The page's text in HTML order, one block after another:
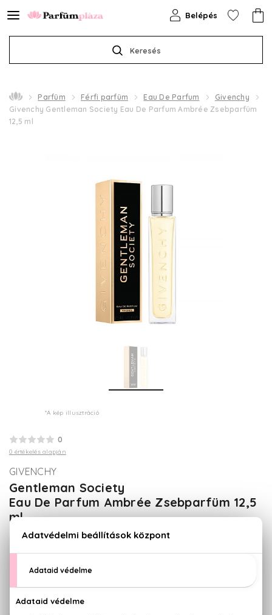
Keresés
Belépés
Parfüm Férfi parfüm Eau De Parfum
Givenchy
Givenchy Gentleman Society Eau De Parfum Ambrée Zsebparfüm
12,5 ml
*A kép illusztráció
0
0 értékelés alapján
GIVENCHY
Gentleman Society
Eau De Parfum Ambrée Zsebparfüm 12,5
ml
12.310 Ft